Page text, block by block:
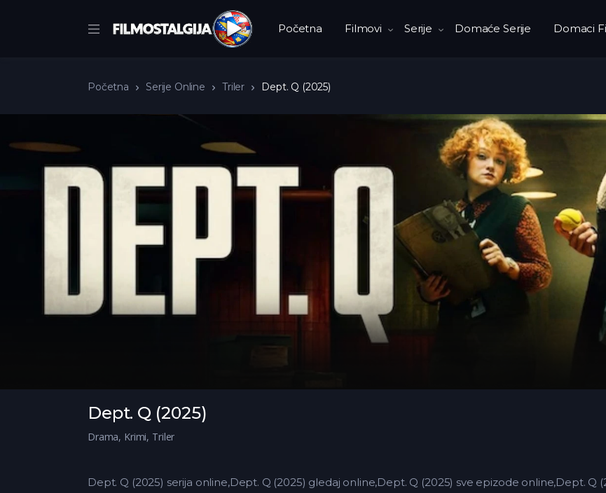
Početna Filmovi Serije Domaće Serije Domaci
Početna Serije Online Triler Dept. Q (2025)
Dept. Q (2025)
Drama, Krimi, Triler
Dept. Q (2025) serija online,Dept. Q (2025) gledaj online,Dept. Q (2025) sve epizode online,Dept. Q